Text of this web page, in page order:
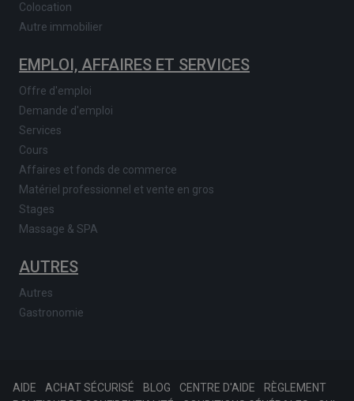
Colocation
Autre immobilier
EMPLOI, AFFAIRES ET SERVICES
Offre d'emploi
Demande d'emploi
Services
Cours
Affaires et fonds de commerce
Matériel professionnel et vente en gros
Stages
Massage & SPA
AUTRES
Autres
Gastronomie
AIDE ACHAT SÉCURISÉ BLOG CENTRE D'AIDE
RÈGLEMENT